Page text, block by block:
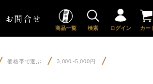
お問合せ
商品一覧 検索 ログイン カー
価格帯で選ぶ 3,000~5,000円